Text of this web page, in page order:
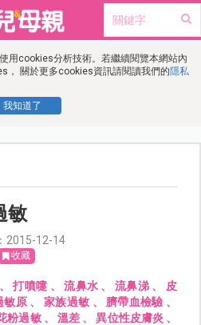
用cookies分析技術。若繼續閱覽本網站內
， 關於更多cookies資訊請閱讀我們的隱私
我知道了
敏
2015-12-14
收藏
、打噴嚏 、流鼻水 、流鼻涕 、
皮
敏原、 家族過敏 、 臍帶血檢驗 、
粉過敏、 溫差 、異位性皮膚炎 、